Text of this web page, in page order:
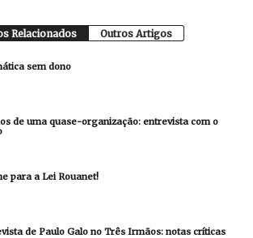
Relacionados Outros Artigos
sem dono
de uma quase-organização: entrevista com o
para a Lei Rouanet!
de Paulo Galo no Três Irmãos: notas críticas